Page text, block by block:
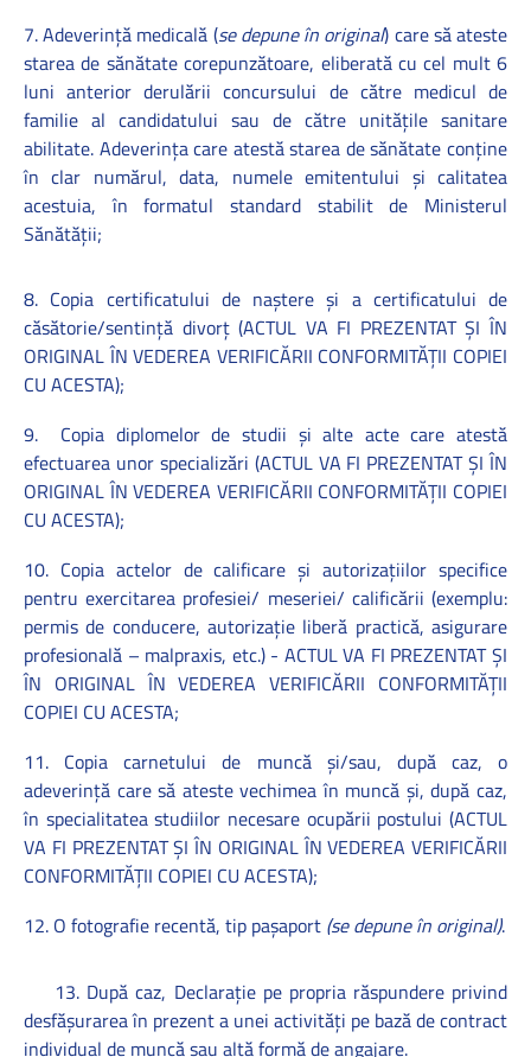
7. Adeverinţă medicală (se depune în original) care să ateste
starea de sănătate corepunzătoare, eliberată cu cel mult 6
luni anterior derulării concursului de către medicul de
familie al candidatului sau de către unităţile sanitare
abilitate. Adeverinţa care atestă starea de sănătate conţine
în clar numărul, data, numele emitentului şi calitatea
acestuia, în formatul standard stabilit de Ministerul
Sănătăţii;
8. Copia certificatului de naştere şi a certificatului de
căsătorie/sentinţă divorţ (ACTUL VA FI PREZENTAT ŞI ÎN
ORIGINAL ÎN VEDEREA VERIFICĂRII CONFORMITĂŢII COPIEI
CU ACESTA);
9.
Copia diplomelor de studii şi alte acte care atestă
efectuarea unor specializări (ACTUL VA FI PREZENTAT ŞI ÎN
ORIGINAL ÎN VEDEREA VERIFICĂRII CONFORMITĂŢII COPIEI
CU ACESTA);
10. Copia actelor de calificare şi autorizaţiilor specifice
pentru exercitarea profesiei/ meseriei/ calificării (exemplu:
permis de conducere, autorizaţie liberă practică, asigurare
profesională – malpraxis, etc.) - ACTUL VA FI PREZENTAT ŞI
ÎN ORIGINAL ÎN VEDEREA VERIFICĂRII CONFORMITĂŢII
COPIEI CU ACESTA;
11. Copia carnetului de muncă şi/sau, după caz, o
adeverinţă care să ateste vechimea în muncă şi, după caz,
în specialitatea studiilor necesare ocupării postului (ACTUL
VA FI PREZENTAT ŞI ÎN ORIGINAL ÎN VEDEREA VERIFICĂRII
CONFORMITĂŢII COPIEI CU ACESTA);
12. O fotografie recentă, tip paşaport (se depune în original).
13. După caz, Declaraţie pe propria răspundere privind
desfăşurarea în prezent a unei activităţi pe bază de contract
individual de muncă sau altă formă de angajare.